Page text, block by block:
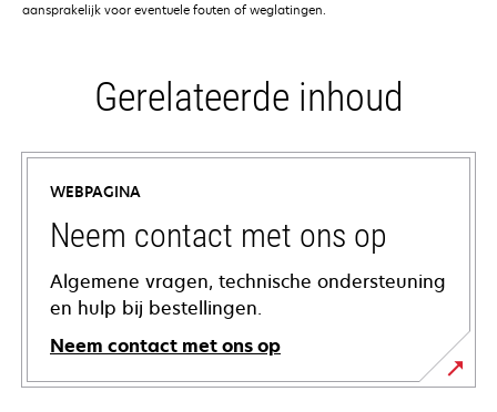
aansprakelijk voor eventuele fouten of weglatingen.
Gerelateerde inhoud
WEBPAGINA
Neem contact met ons op
Algemene vragen, technische ondersteuning
en hulp bij bestellingen.
Neem contact met ons op